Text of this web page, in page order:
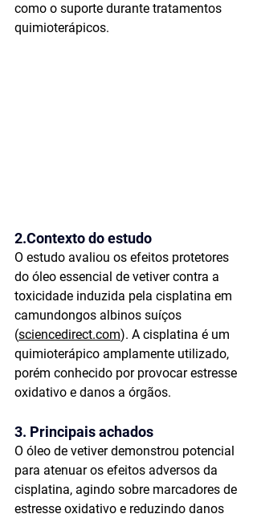
como o suporte durante tratamentos
quimioterápicos.
2.Contexto do estudo
O estudo avaliou os efeitos protetores
do óleo essencial de vetiver contra a
toxicidade induzida pela cisplatina em
camundongos albinos suíços
(sciencedirect.com). A cisplatina é um
quimioterápico amplamente utilizado,
porém conhecido por provocar estresse
oxidativo e danos a órgãos.
3. Principais achados
O óleo de vetiver demonstrou potencial
para atenuar os efeitos adversos da
cisplatina, agindo sobre marcadores de
estresse oxidativo e reduzindo danos